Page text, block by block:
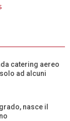
catering aereo
ad alcuni
nasce il